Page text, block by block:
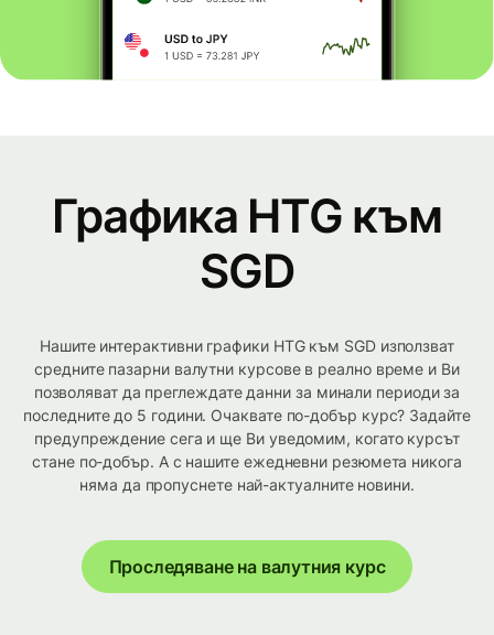
Графика HTG към
SGD
Нашите интерактивни графики HTG към SGD използват
средните пазарни валутни курсове в реално време и Ви
позволяват да преглеждате данни за минали периоди за
последните до 5 години. Очаквате по-добър курс? Задайте
предупреждение сега и ще Ви уведомим, когато курсът
стане по-добър. А с нашите ежедневни резюмета никога
няма да пропуснете най-актуалните новини.
Проследяване на валутния курс